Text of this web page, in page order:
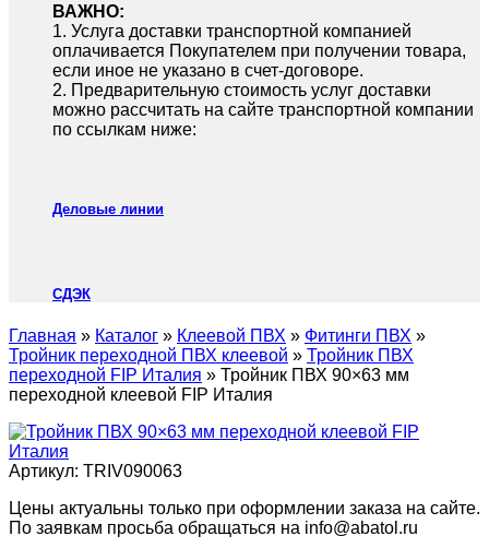
ВАЖНО:
1.⁠ ⁠Услуга доставки транспортной компанией
оплачивается Покупателем при получении товара,
если иное не указано в счет-договоре.
2.⁠ ⁠Предварительную стоимость услуг доставки
можно рассчитать на сайте транспортной компании
по ссылкам ниже:
Деловые линии
СДЭК
Главная » Каталог » Клеевой ПВХ » Фитинги ПВХ »
Тройник переходной ПВХ клеевой » Тройник ПВХ
переходной FIP Италия » Тройник ПВХ 90×63 мм
переходной клеевой FIP Италия
Артикул: TRIV090063
Цены актуальны только при оформлении заказа на сайте.
По заявкам просьба обращаться на info@abatol.ru